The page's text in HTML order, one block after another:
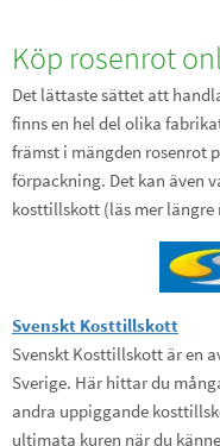
Köp rosenrot
Det lättaste sättet att
finns en hel del olika
främst i mängden rosenrot
förpackning. Det kan även
kosttillskott (läs mer längre
Svenskt Kosttillskott
Svenskt Kosttillskott är en
Sverige. Här hittar du
andra uppiggande
ultimata kuren när du